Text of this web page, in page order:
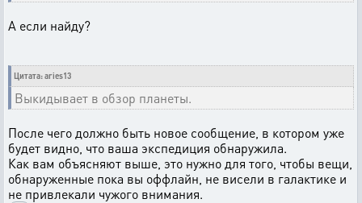
А если найду?
Цитата: aries13
Выкидывает в обзор планеты.
После чего должно быть новое сообщение, в котором уже
будет видно, что ваша экспедиция обнаружила.
Как вам объясняют выше, это нужно для того, чтобы вещи,
обнаруженные пока вы оффлайн, не висели в галактике и
не привлекали чужого внимания.